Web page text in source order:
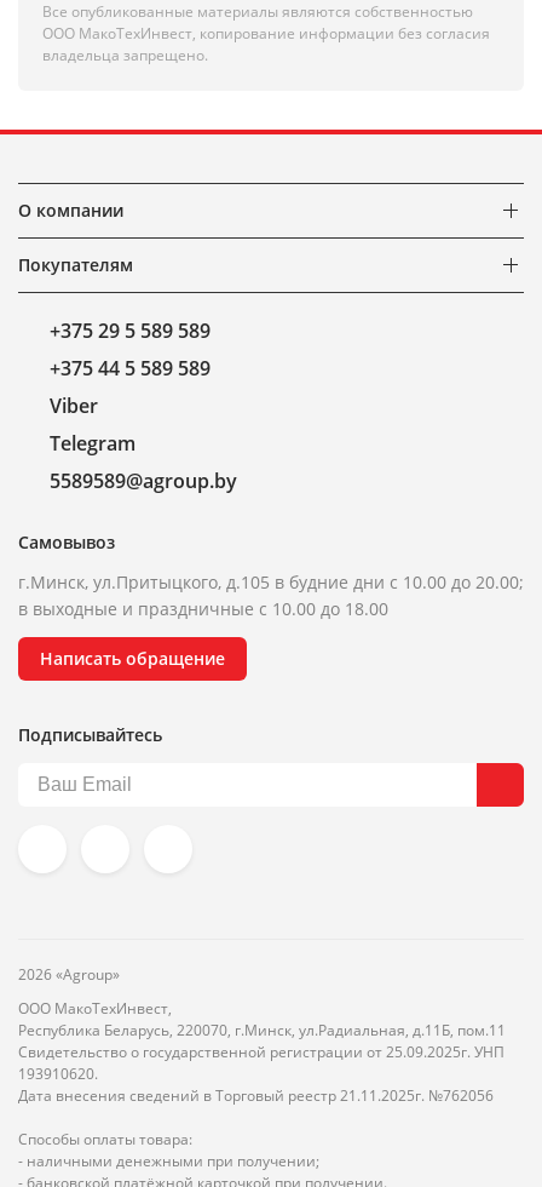
Все опубликованные материалы являются собственностью
ООО МакоТехИнвест, копирование информации без согласия
владельца запрещено.
О компании
Покупателям
+375 29 5 589 589
+375 44 5 589 589
Viber
Telegram
5589589@agroup.by
Самовывоз
г.Минск, ул.Притыцкого, д.105 в будние дни с 10.00 до 20.00;
в выходные и праздничные с 10.00 до 18.00
Написать обращение
Подписывайтесь
2026 «Agroup»
ООО МакоТехИнвест,
Республика Беларусь, 220070, г.Минск, ул.Радиальная, д.11Б, пом.11
Свидетельство о государственной регистрации от 25.09.2025г. УНП
193910620.
Дата внесения сведений в Торговый реестр 21.11.2025г. №762056
Способы оплаты товара:
- наличными денежными при получении;
- банковской платёжной карточкой при получении.